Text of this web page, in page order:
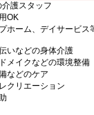
護スタッフ
OK
ホーム、デイサービス
いなどの身体介護
メイクなどの環境整備
などのケア
クリエーション